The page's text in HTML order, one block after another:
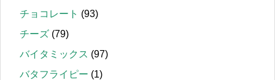
チョコレート (93)
チーズ (79)
バイタミックス (97)
バタフライピー (1)